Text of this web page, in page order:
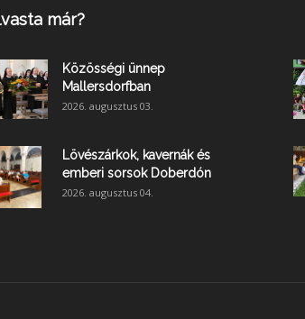
már?
Közösségi ünnep
Mallersdorfban
2026. augusztus 03.
Lövészárkok, kavernák és
emberi sorsok Doberdón
2026. augusztus 04.